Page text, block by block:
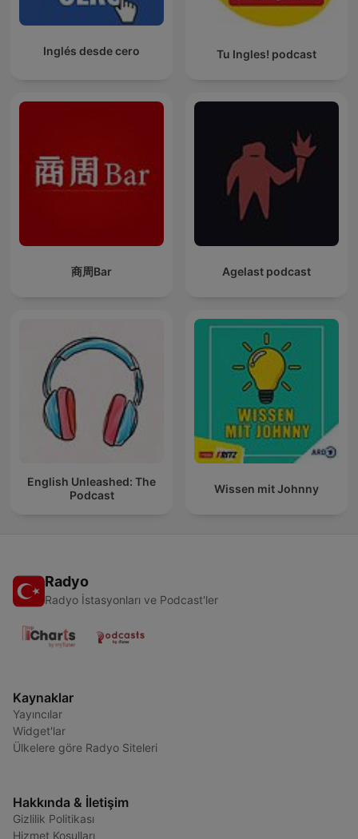
Inglés desde cero Tu Ingles! podcast
商周Bar Agelast podcast
English Unleashed: The
Podcast
Wissen mit Johnny
Radyo
Radyo İstasyonları ve Podcast'ler
Kaynaklar
Yayıncılar
Widget'lar
Ülkelere göre Radyo Siteleri
Hakkında & İletişim
Gizlilik Politikası
Hizmet Koşulları